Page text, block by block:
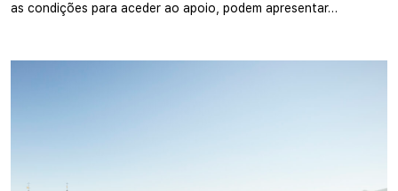
as condições para aceder ao apoio, podem apresentar…